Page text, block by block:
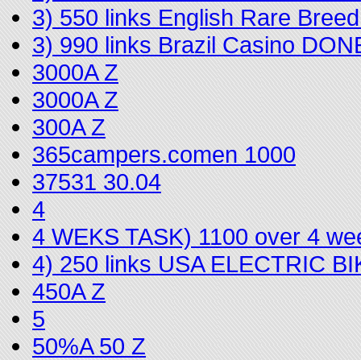
3) 550 links English Rare
3) 990 links Brazil Casino
3000A Z
3000A Z
300A Z
365campers.comen 1000
37531 30.04
4
4 WEKS TASK) 1100 over 4
4) 250 links USA ELECTRIC
450A Z
5
50%A 50 Z